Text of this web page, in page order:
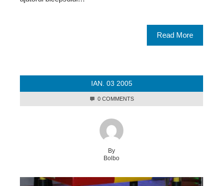
Read More
IAN. 03 2005
0 COMMENTS
By
Bolbo